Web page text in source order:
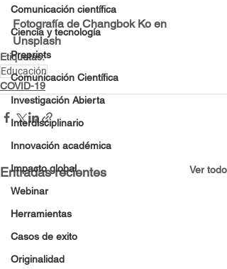
Comunicación científica
Ciencia y tecnología
Preprints
Comunicación Científica
Investigación Abierta
Interdisciplinario
Innovación académica
Impacto global
Webinar
Herramientas
Casos de exito
Originalidad
Fotografía de Changbok Ko en
Unsplash
Etiquetas:
Educación
COVID-19
Entradas recientes Ver todo